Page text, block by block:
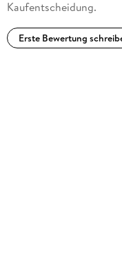
Kaufentscheidung.
Erste Bewertung